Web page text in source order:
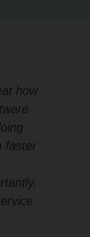
how
faster